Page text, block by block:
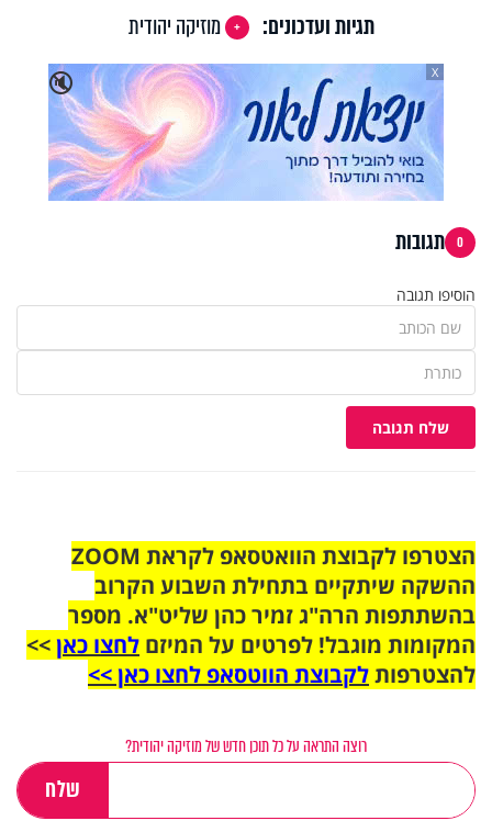
תגיות ועדכונים:
מוזיקה יהודית
🔇
X
0 תגובות
הוסיפו תגובה
שלח תגובה
הצטרפו לקבוצת הוואטסאפ לקראת ZOOM
ההשקה שיתקיים בתחילת השבוע הקרוב
בהשתתפות הרה"ג זמיר כהן שליט"א. מספר
המקומות מוגבל! לפרטים על המיזם לחצו כאן>>
להצטרפותלקבוצת הווטסאפ לחצו כאן >>
רוצה התראה על כל תוכן חדש של מוזיקה יהודית?